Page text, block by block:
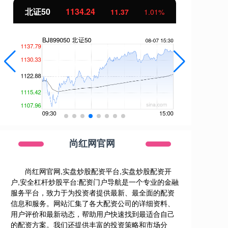
北证50 1134.24 11.37 1.01%
尚红网官网
尚红网官网,实盘炒股配资平台,实盘炒股配资开
户,安全杠杆炒股平台:配资门户导航是一个专业的金融
服务平台，致力于为投资者提供最新、最全面的配资
信息和服务。网站汇集了各大配资公司的详细资料、
用户评价和最新动态，帮助用户快速找到最适合自己
的配资方案。我们还提供丰富的投资策略和市场分